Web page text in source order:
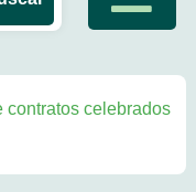
contratos celebrados